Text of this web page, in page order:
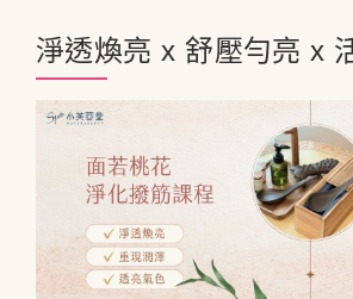
淨透煥亮 x 舒壓勻亮 x